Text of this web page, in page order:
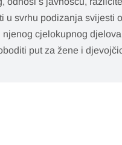
svrhu podizanja svijesti
njenog cjelokupnog
put za žene i